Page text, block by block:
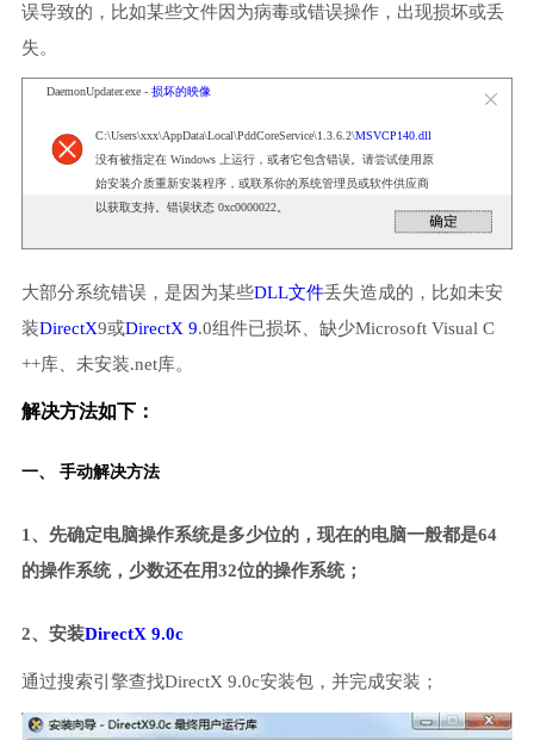
误导致的，比如某些文件因为病毒或错误操作，出现损坏或丢
失。
DaemonUpdater.exe - 损坏的映像
C:\Users\xxx\AppData\Local\PddCoreService\1.3.6.2\MSVCP140.dll
没有被指定在 Windows 上运行，或者它包含错误。请尝试使用原
始安装介质重新安装程序，或联系你的系统管理员或软件供应商
以获取支持。错误状态 0xc0000022。
大部分系统错误，是因为某些DLL文件丢失造成的，比如未安
装DirectX9或DirectX 9.0组件已损坏、缺少Microsoft Visual C
++库、未安装.net库。
解决方法如下：
一、 手动解决方法
1、先确定电脑操作系统是多少位的，现在的电脑一般都是64
的操作系统，少数还在用32位的操作系统；
2、安装DirectX 9.0c
通过搜索引擎查找DirectX 9.0c安装包，并完成安装；